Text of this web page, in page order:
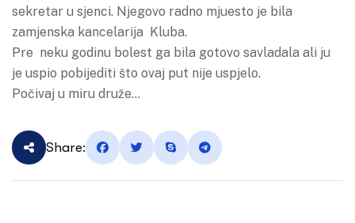
sekretar u sjenci. Njegovo radno mjuesto je bila
zamjenska kancelarija Kluba.
Pre neku godinu bolest ga bila gotovo savladala ali ju
je uspio pobijediti što ovaj put nije uspjelo.
Počivaj u miru druže…
Share: